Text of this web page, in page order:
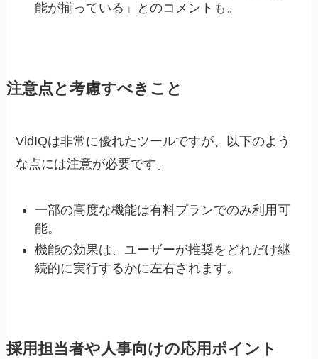
能が揃っている」とのコメントも。
注意点と考慮すべきこと
VidIQは非常に優れたツールですが、以下のよう
な点には注意が必要です。
一部の高度な機能は有料プランでのみ利用可
能。
機能の効果は、ユーザーが推奨をどれだけ継
続的に実行するかに左右されます。
採用担当者や人事向けの応用ポイント